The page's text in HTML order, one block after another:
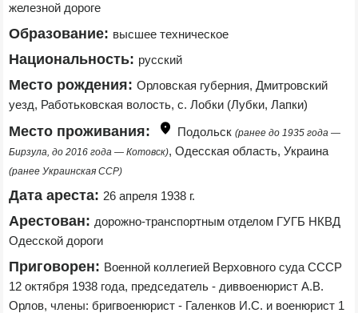
железной дороге
Образование: высшее техническое
Национальность: русский
Место рождения: Орловская губерния, Дмитровский
уезд, Работьковская волость, с. Лобки (Лубки, Лапки)
Место проживания: Подольск (ранее до 1935 года —
Бирзула, до 2016 года — Котовск)
, Одесская область, Украина
(ранее Украинская ССР)
Дата ареста: 26 апреля 1938 г.
Арестован: дорожно-транспортным отделом ГУГБ НКВД
Одесской дороги
Приговорен: Военной коллегией Верховного суда СССР
12 октября 1938 года, председатель - диввоенюрист А.В.
Орлов, члены: бригвоенюрист - Галенков И.С. и военюрист 1